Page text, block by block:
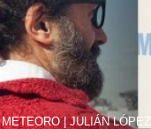
METEORO | JULIÁN LÓPEZ